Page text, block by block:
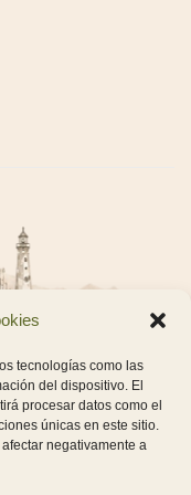
tecnologías como las
del dispositivo. El
procesar datos como el
únicas en este sitio.
negativamente a
128B, Lezama